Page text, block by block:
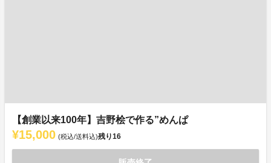
【創業以来100年】吉野桧で作る”めんぱ
¥15,000 (税込/送料込)残り16